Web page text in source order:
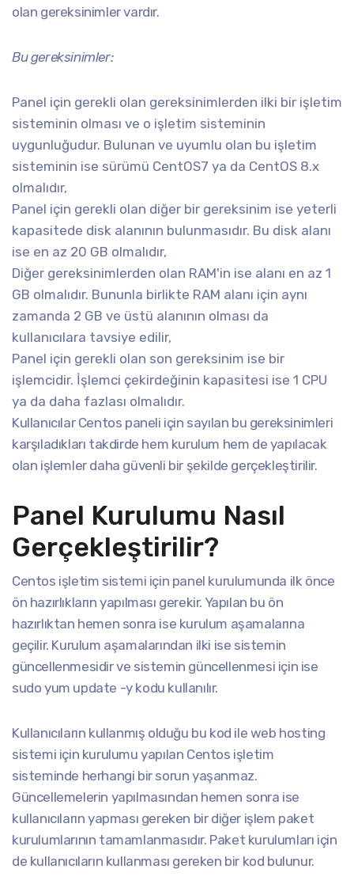
olan gereksinimler vardır.
Bu gereksinimler:
Panel için gerekli olan gereksinimlerden ilki bir işletim
sisteminin olması ve o işletim sisteminin
uygunluğudur. Bulunan ve uyumlu olan bu işletim
sisteminin ise sürümü CentOS7 ya da CentOS 8.x
olmalıdır,
Panel için gerekli olan diğer bir gereksinim ise yeterli
kapasitede disk alanının bulunmasıdır. Bu disk alanı
ise en az 20 GB olmalıdır,
Diğer gereksinimlerden olan RAM'in ise alanı en az 1
GB olmalıdır. Bununla birlikte RAM alanı için aynı
zamanda 2 GB ve üstü alanının olması da
kullanıcılara tavsiye edilir,
Panel için gerekli olan son gereksinim ise bir
işlemcidir. İşlemci çekirdeğinin kapasitesi ise 1 CPU
ya da daha fazlası olmalıdır.
Kullanıcılar Centos paneli için sayılan bu gereksinimleri
karşıladıkları takdirde hem kurulum hem de yapılacak
olan işlemler daha güvenli bir şekilde gerçekleştirilir.
Panel Kurulumu Nasıl
Gerçekleştirilir?
Centos işletim sistemi için panel kurulumunda ilk önce
ön hazırlıkların yapılması gerekir. Yapılan bu ön
hazırlıktan hemen sonra ise kurulum aşamalarına
geçilir. Kurulum aşamalarından ilki ise sistemin
güncellenmesidir ve sistemin güncellenmesi için ise
sudo yum update -y kodu kullanılır.
Kullanıcıların kullanmış olduğu bu kod ile web hosting
sistemi için kurulumu yapılan Centos işletim
sisteminde herhangi bir sorun yaşanmaz.
Güncellemelerin yapılmasından hemen sonra ise
kullanıcıların yapması gereken bir diğer işlem paket
kurulumlarının tamamlanmasıdır. Paket kurulumları için
de kullanıcıların kullanması gereken bir kod bulunur.